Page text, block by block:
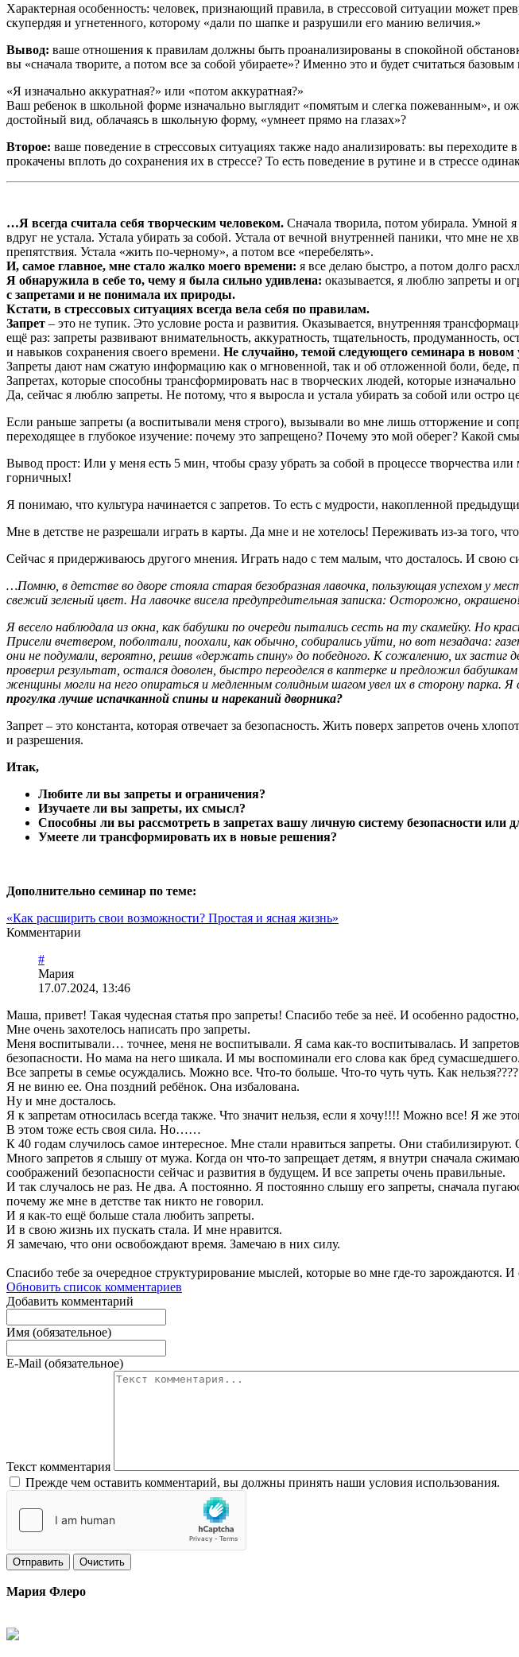
Характерная особенность: человек, признающий правила, в стрессовой ситуации может
скупердяя и угнетенного, которому «дали по шапке и разрушили его манию величия.»
Вывод: ваше отношения к правилам должны быть проанализированы в спокойной
вы «сначала творите, а потом все за собой убираете»? Именно это и будет считаться
«Я изначально аккуратная?» или «потом аккуратная?»
Ваш ребенок в школьной форме изначально выглядит «помятым и слегка пожеванным», и
достойный вид, облачаясь в школьную форму, «умнеет прямо на глазах»?
Второе: ваше поведение в стрессовых ситуациях также надо анализировать: вы
прокачены вплоть до сохранения их в стрессе? То есть поведение в рутине и в стрессе
…Я всегда считала себя творческим человеком. Сначала творила, потом убирала.
вдруг не устала. Устала убирать за собой. Устала от вечной внутренней паники, что мне
препятствия. Устала «жить по-черному», а потом все «перебелять».
И, самое главное, мне стало жалко моего времени: я все делаю быстро, а потом долго
Я обнаружила в себе то, чему я была сильно удивлена: оказывается, я люблю запреты и
с запретами и не понимала их природы.
Кстати, в стрессовых ситуациях всегда вела себя по правилам.
Запрет – это не тупик. Это условие роста и развития. Оказывается, внутренняя
ещё раз: запреты развивают внимательность, аккуратность, тщательность, продуманность,
и навыков сохранения своего времени. Не случайно, темой следующего семинара в
Запреты дают нам сжатую информацию как о мгновенной, так и об отложенной боли, беде,
Запретах, которые способны трансформировать нас в творческих людей, которые
Да, сейчас я люблю запреты. Не потому, что я выросла и устала убирать за собой или
Если раньше запреты (а воспитывали меня строго), вызывали во мне лишь отторжение и
переходящее в глубокое изучение: почему это запрещено? Почему это мой оберег? Какой
Вывод прост: Или у меня есть 5 мин, чтобы сразу убрать за собой в процессе творчества
горничных!
Я понимаю, что культура начинается с запретов. То есть с мудрости, накопленной
Мне в детстве не разрешали играть в карты. Да мне и не хотелось! Переживать из-за того,
Сейчас я придерживаюсь другого мнения. Играть надо с тем малым, что досталось. И свою
…Помню, в детстве во дворе стояла старая безобразная лавочка, пользующая успехом у
свежий зеленый цвет. На лавочке висела предупредительная записка: Осторожно,
Я весело наблюдала из окна, как бабушки по очереди пытались сесть на ту скамейку. Но
Присели вчетвером, поболтали, поохали, как обычно, собирались уйти, но вот незадача:
они не подумали, вероятно, решив «держать спину» до победного. К сожалению, их застиг
проверил результат, остался доволен, быстро переоделся в каптерке и предложил
женщины могли на него опираться и медленным солидным шагом увел их в сторону парка.
прогулка лучше испачканной спины и нареканий дворника?
Запрет – это константа, которая отвечает за безопасность. Жить поверх запретов очень
и разрешения.
Итак,
Любите ли вы запреты и ограничения?
Изучаете ли вы запреты, их смысл?
Способны ли вы рассмотреть в запретах вашу личную систему безопасности или
Умеете ли трансформировать их в новые решения?
Дополнительно семинар по теме:
«Как расширить свои возможности? Простая и ясная жизнь»
Комментарии
#
Мария
17.07.2024, 13:46
Маша, привет! Такая чудесная статья про запреты! Спасибо тебе за неё. И особенно
Мне очень захотелось написать про запреты.
Меня воспитывали… точнее, меня не воспитывали. Я сама как-то воспитывалась. И
безопасности. Но мама на него шикала. И мы воспоминали его слова как бред сумасшедшего.
Все запреты в семье осуждались. Можно все. Что-то больше. Что-то чуть чуть. Как
Я не виню ее. Она поздний ребёнок. Она избалована.
Ну и мне досталось.
Я к запретам относилась всегда также. Что значит нельзя, если я хочу!!!! Можно все! Я же
В этом тоже есть своя сила. Но……
К 40 годам случилось самое интересное. Мне стали нравиться запреты. Они
Много запретов я слышу от мужа. Когда он что-то запрещает детям, я внутри сначала
соображений безопасности сейчас и развития в будущем. И все запреты очень правильные.
И так случалось не раз. Не два. А постоянно. Я постоянно слышу его запреты, сначала
почему же мне в детстве так никто не говорил.
И я как-то ещё больше стала любить запреты.
И в свою жизнь их пускать стала. И мне нравится.
Я замечаю, что они освобождают время. Замечаю в них силу.
Спасибо тебе за очередное структурирование мыслей, которые во мне где-то зарождаются.
Обновить список комментариев
Добавить комментарий
Имя (обязательное)
E-Mail (обязательное)
Текст комментария
Прежде чем оставить комментарий, вы должны принять наши условия использования.
Отправить Очистить
Мария Флеро